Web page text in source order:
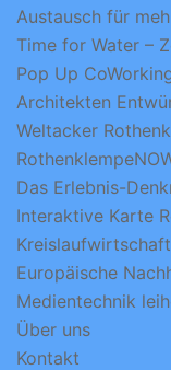
Austausch für
Time for Water –
Pop Up
Architekten
Weltacker
Das Erlebnis-
Interaktive Karte
Europäische
Medientechnik
Über uns
Kontakt